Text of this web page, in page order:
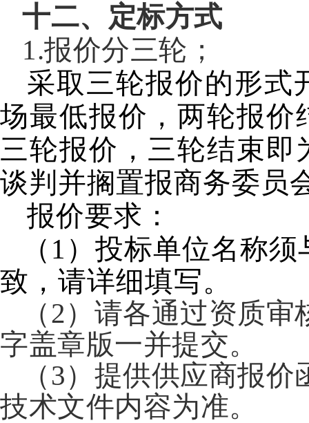
十二、定标方式
1.报价分三轮；
采取三轮报价的形式
场最低报价，两轮报价
三轮报价，三轮结束
谈判并搁置报商务委员
报价要求：
（1）投标单位名称
致，请详细填写。
（2）请各通过资质
字盖章版一并提交。
（3）提供供应商报
技术文件内容为准。